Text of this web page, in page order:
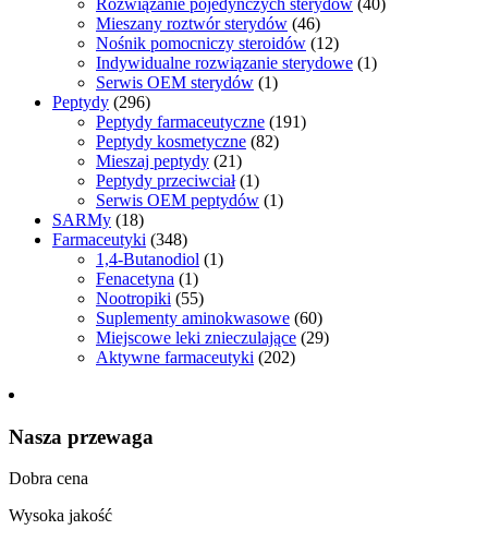
Rozwiązanie pojedynczych sterydów (40)
Mieszany roztwór sterydów (46)
Nośnik pomocniczy steroidów (12)
Indywidualne rozwiązanie sterydowe (1)
Serwis OEM sterydów (1)
Peptydy (296)
Peptydy farmaceutyczne (191)
Peptydy kosmetyczne (82)
Mieszaj peptydy (21)
Peptydy przeciwciał(1)
Serwis OEM peptydów (1)
SARMy (18)
Farmaceutyki (348)
1,4-Butanodiol (1)
Fenacetyna (1)
Nootropiki (55)
Suplementy aminokwasowe (60)
Miejscowe leki znieczulające (29)
Aktywne farmaceutyki (202)
Nasza przewaga
Dobra cena
Wysoka jakość